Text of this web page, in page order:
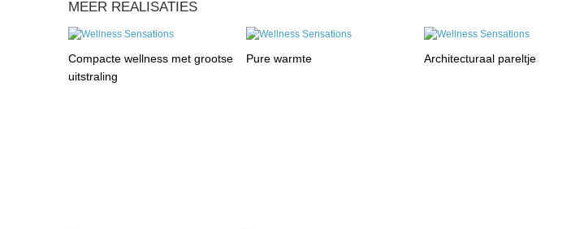
MEER REALISATIES
Compacte wellness met grootse
uitstraling
Pure warmte Architecturaal pareltje